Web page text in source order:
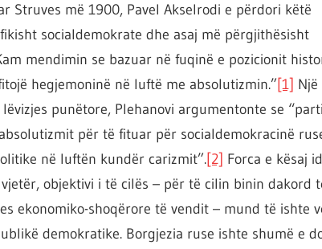
Struves më 1900, Pavel Akselrodi e përdori këtë
socialdemokrate dhe asaj më përgjithësisht
mendimin se bazuar në fuqinë e pozicionit
hegjemoninë në luftë me absolutizmin.”[1]
punëtore, Plehanovi argumentonte se
për të fituar për socialdemokracinë
në luftën kundër carizmit”.[2] Forca e kësaj
objektivi i të cilës – për të cilin binin dakord
ekonomiko-shoqërore të vendit – mund të ishte
demokratike. Borgjezia ruse ishte shumë e